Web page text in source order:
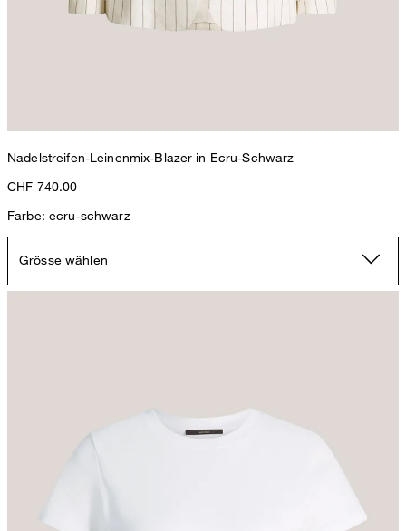
Nadelstreifen-Leinenmix-Blazer in Ecru-Schwarz
CHF 740.00
Farbe: ecru-schwarz
Grösse wählen